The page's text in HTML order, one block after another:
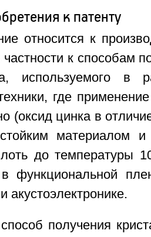
к патенту
относится к
к способам
используемого в
где
(оксид цинка в
стойким материалом
до температуры
функциональной
акустоэлектронике.
получения